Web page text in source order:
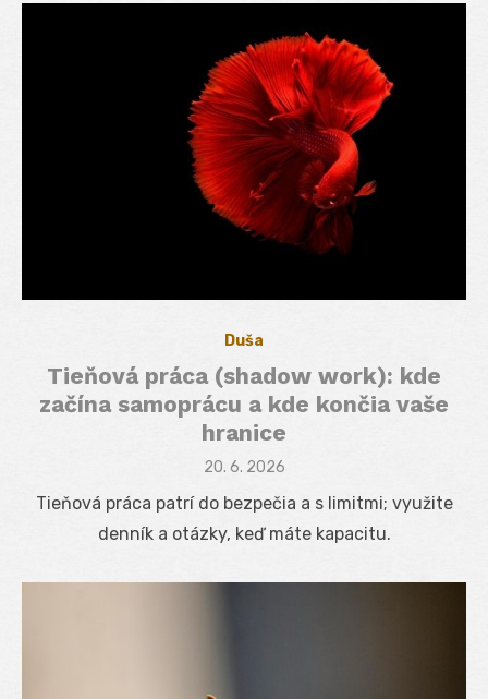
Duša
Tieňová práca (shadow work): kde
začína samoprácu a kde končia vaše
hranice
Posted
20. 6. 2026
Tieňová práca patrí do bezpečia a s limitmi; využite
denník a otázky, keď máte kapacitu.